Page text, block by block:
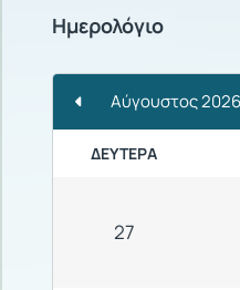
Ημερολόγιο
Αύγουστος 2026
ΔΕΥΤΈΡΑ
27